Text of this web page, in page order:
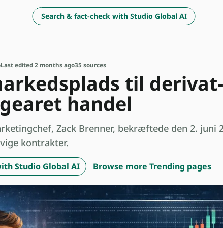
Search & fact-check with Studio Global AI
Last edited 2 months ago35 sources
til
handel
Zack Brenner, bekræftede den 2. juni
kontrakter.
Studio Global AI Browse more Trending pages